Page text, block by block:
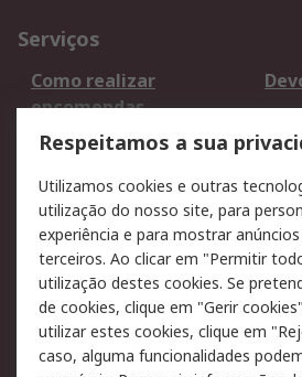
Serviços
Como realizar
encomendas
Formas de entrega
Pagamento e
faturação
Legal
Aviso legal
Política de privacidade
Respeitamos a sua
Utilizamos cookies e outras
utilização do nosso site, para
experiência e para mostrar
terceiros. Ao clicar em "Permitir
utilização destes cookies. Se
de cookies, clique em "Gerir
utilizar estes cookies, clique em
caso, alguma funcionalidades